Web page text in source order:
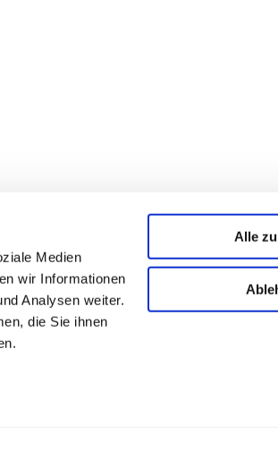
Medien
wir Informationen
Analysen weiter.
die Sie ihnen
Alle